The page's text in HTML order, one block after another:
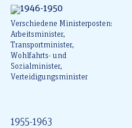
Verschiedene Ministerposten:
Arbeitsminister,
Transportminister,
Wohlfahrts- und
Sozialminister,
Verteidigungsminister
1955-1963